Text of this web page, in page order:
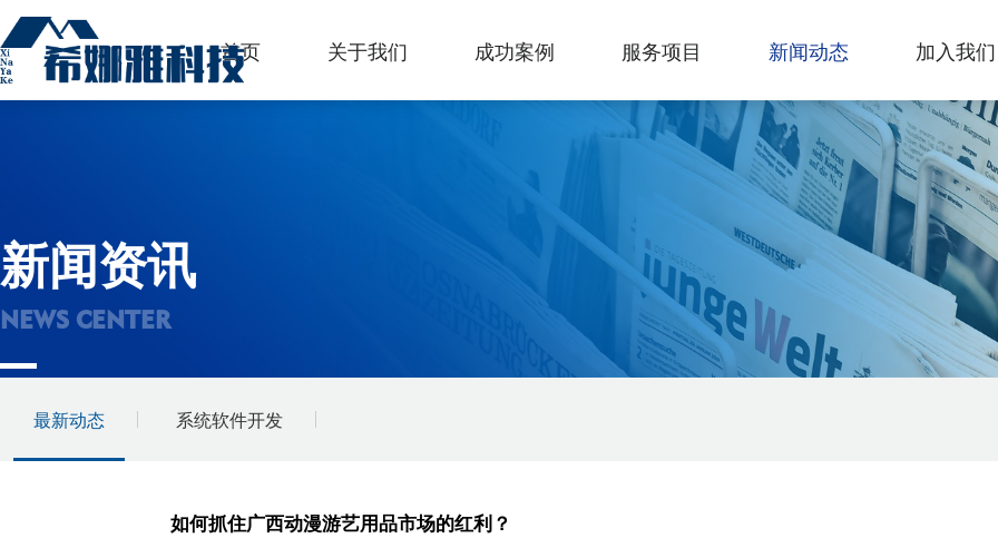
首页 关于我们 成功案例 服务项目 新闻动态 加入我们
新闻资讯
NEWS CENTER
最新动态 系统软件开发
如何抓住广西动漫游艺用品市场的红利？